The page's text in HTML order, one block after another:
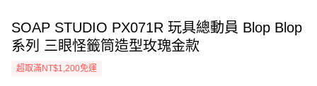
SOAP STUDIO PX071R 玩具總動員 Blop Blop
系列 三眼怪籤筒造型玫瑰金款
超取滿NT$1,200免運